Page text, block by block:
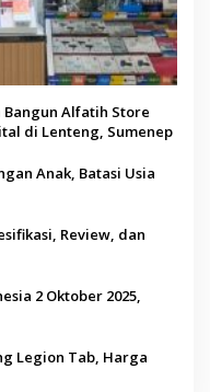
Alfatih Store
di Lenteng, Sumenep
Anak, Batasi Usia
Review, dan
2 Oktober 2025,
Legion Tab, Harga